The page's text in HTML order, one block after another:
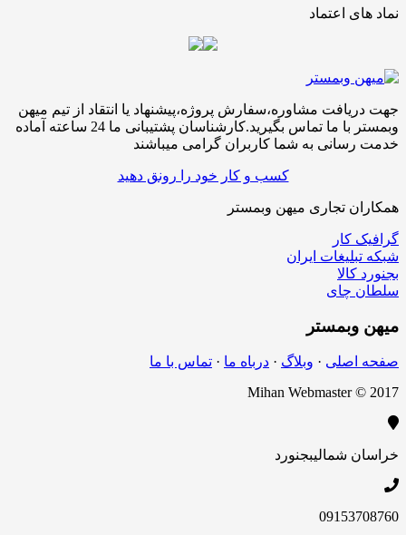
اعتماد
مشاوره،سفارش پروژه،پیشنهاد یا انتقاد از تیم میهن
وبمستر با ما تماس بگیرید.کارشناسان پشتیبانی ما 24 ساعته آماده
به شما کاربران گرامی میباشند
کسب و کار خود را رونق دهید
تجاری میهن وبمستر
ایران
چای
وبمستر
· وبلاگ · درباه ما · تماس با ما
Mihan Webmaster
شمالیبجنورد